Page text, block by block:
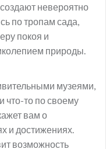
невероятно
по тропам сада,
покоя и
природы.
музеями,
что-то по своему
вам о
и достижениях.
возможность